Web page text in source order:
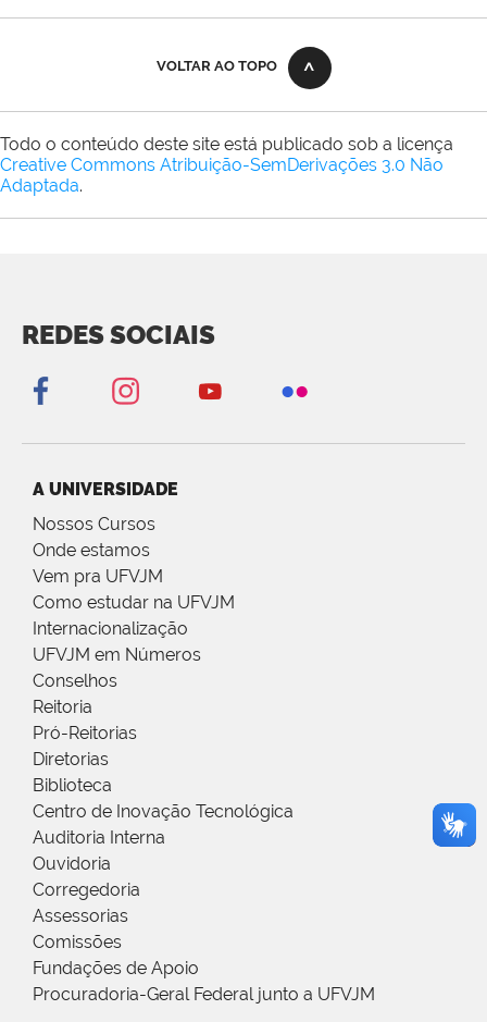
VOLTAR AO TOPO
Todo o conteúdo deste site está publicado sob a licença
Creative Commons Atribuição-SemDerivações 3.0 Não
Adaptada.
REDES SOCIAIS
A UNIVERSIDADE
Nossos Cursos
Onde estamos
Vem pra UFVJM
Como estudar na UFVJM
Internacionalização
UFVJM em Números
Conselhos
Reitoria
Pró-Reitorias
Diretorias
Biblioteca
Centro de Inovação Tecnológica
Auditoria Interna
Ouvidoria
Corregedoria
Assessorias
Comissões
Fundações de Apoio
Procuradoria-Geral Federal junto a UFVJM